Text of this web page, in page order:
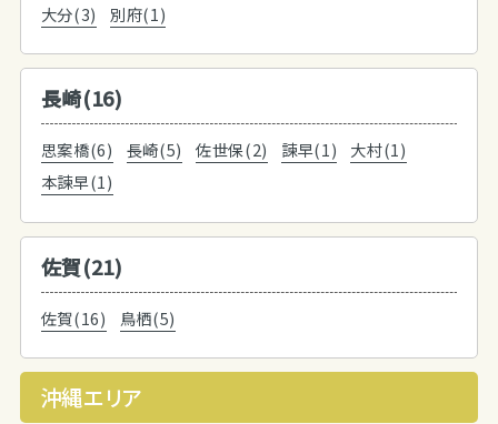
大分(3) 別府(1)
長崎(16)
思案橋(6) 長崎(5) 佐世保(2) 諫早(1)
大村(1)
本諫早(1)
佐賀(21)
佐賀(16) 鳥栖(5)
沖縄エリア